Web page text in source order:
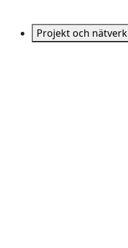
Projekt och nätverk